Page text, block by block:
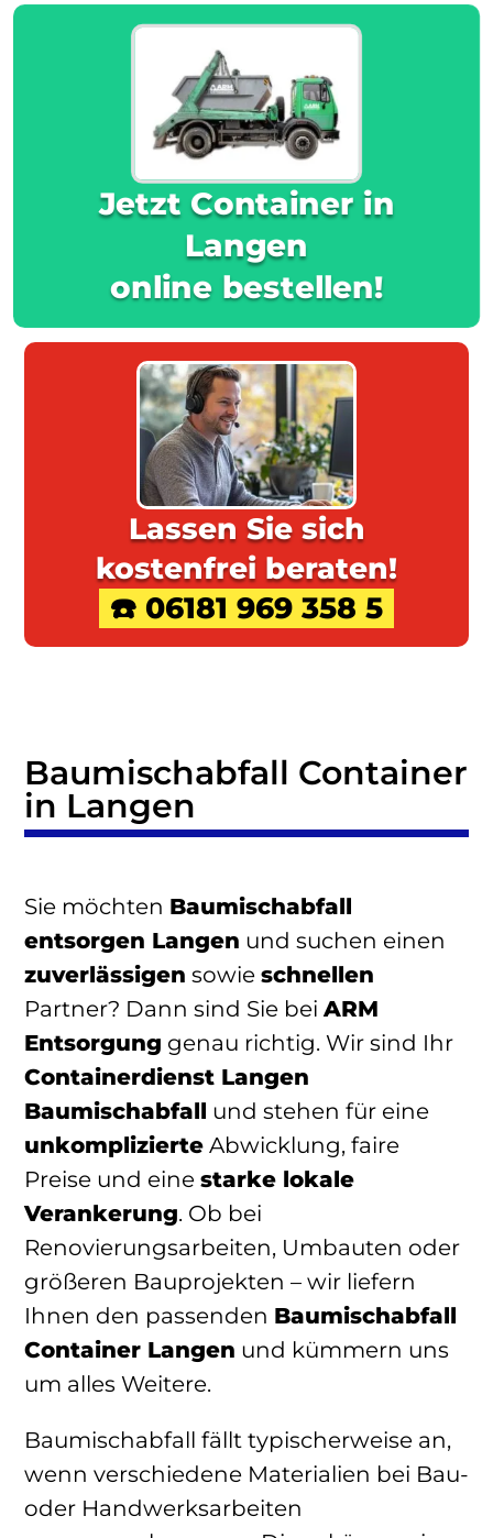
Jetzt Container in
Langen
online bestellen!
Lassen Sie sich
kostenfrei beraten!
☎️ 06181 969 358 5
Baumischabfall Container
in Langen
Sie möchten Baumischabfall
entsorgen Langen und suchen einen
zuverlässigen sowie schnellen
Partner? Dann sind Sie bei ARM
Entsorgung genau richtig. Wir sind Ihr
Containerdienst Langen
Baumischabfall und stehen für eine
unkomplizierte Abwicklung, faire
Preise und eine starke lokale
Verankerung. Ob bei
Renovierungsarbeiten, Umbauten oder
größeren Bauprojekten – wir liefern
Ihnen den passenden Baumischabfall
Container Langen und kümmern uns
um alles Weitere.
Baumischabfall fällt typischerweise an,
wenn verschiedene Materialien bei Bau-
oder Handwerksarbeiten